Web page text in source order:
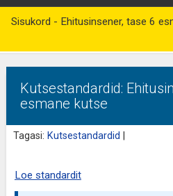
Kutsestandardid:
esmane kutse
Tagasi: Kutsestandardid
Sisukord - Ehitusinsener, tase 6
Loe standardit